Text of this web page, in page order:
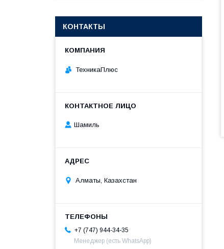
КОНТАКТЫ
ТехникаПлюс
Шамиль
Алматы, Казахстан
+7 (747) 944-34-35
Менеджер (есть WhatsApp)